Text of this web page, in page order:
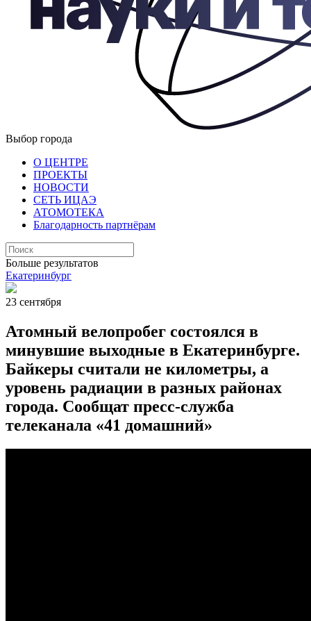
Выбор города
О ЦЕНТРЕ
ПРОЕКТЫ
НОВОСТИ
СЕТЬ ИЦАЭ
АТОМОТЕКА
Благодарность партнёрам
Больше результатов
Екатеринбург
23 сентября
Атомный велопробег состоялcя в
минувшие выходные в Екатеринбурге.
Байкеры считали не километры, а
уровень радиации в разных районах
города. Сообщат пресс-служба
телеканала «41 домашний»